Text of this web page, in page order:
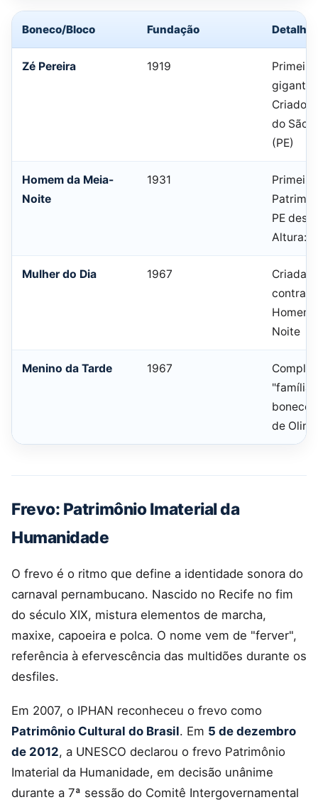
Boneco/Bloco Fundação Detalhe
Zé Pereira 1919
gigante
Criado
do São
(PE)
Homem da Meia-
Noite
1931
PE
Altura:
Mulher do Dia 1967
Criada
Homem
Noite
Menino da Tarde 1967
de
Frevo: Patrimônio Imaterial da
Humanidade
O frevo é o ritmo que define a identidade sonora do
carnaval pernambucano. Nascido no Recife no fim
do século XIX, mistura elementos de marcha,
maxixe, capoeira e polca. O nome vem de "ferver",
referência à efervescência das multidões durante os
desfiles.
Em 2007, o IPHAN reconheceu o frevo como
Patrimônio Cultural do Brasil. Em 5 de dezembro
de 2012, a UNESCO declarou o frevo Patrimônio
Imaterial da Humanidade, em decisão unânime
durante a 7ª sessão do Comitê Intergovernamental